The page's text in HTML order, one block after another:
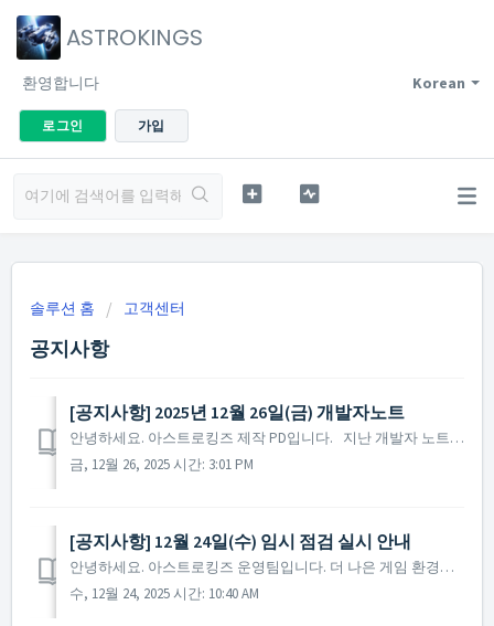
ASTROKINGS
Korean
환영합니다
로그인 가입
솔루션 홈 고객센터
공지사항
[공지사항] 2025년 12월 26일(금) 개발자노트
안녕하세요. 아스트로킹즈 제작 PD입니다. 지난 개발자 노트 이후 약 9개월 만에 다시 사령관 여러분께 인사를 드리게 되었습니다. 직접 소식을 전해드리지 못한 기간에도 사령관 여러분께서 보내주신 소중한 의견 하나하나를 빠짐없이 확인하며 귀 기울여 왔습니다. 저희...
금, 12월 26, 2025 시간: 3:01 PM
[공지사항] 12월 24일(수) 임시 점검 실시 안내
안녕하세요. 아스트로킹즈 운영팀입니다. 더 나은 게임 환경을 제공 드리기 위해 12월 24일(수) 임시 점검이 진행될 예정입니다. 임시 점검이 진행되는 동안 게임 접속이 불가한 점 양해 부탁드리며, 점검 관련 자세한 일정 및 내용은 아래를 확인 부탁드립니...
수, 12월 24, 2025 시간: 10:40 AM